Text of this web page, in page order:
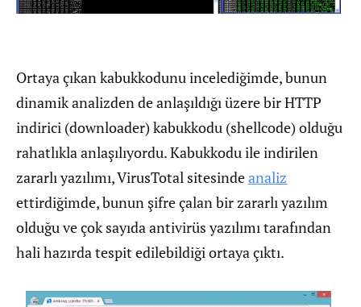
Ortaya çıkan kabukkodunu incelediğimde, bunun
dinamik analizden de anlaşıldığı üzere bir HTTP
indirici (downloader) kabukkodu (shellcode) olduğu
rahatlıkla anlaşılıyordu. Kabukkodu ile indirilen
zararlı yazılımı, VirusTotal sitesindeanaliz
ettirdiğimde, bunun şifre çalan bir zararlı yazılım
olduğu ve çok sayıda antivirüs yazılımı tarafından
hali hazırda tespit edilebildiği ortaya çıktı.